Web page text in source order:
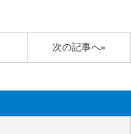
次の記事へ»